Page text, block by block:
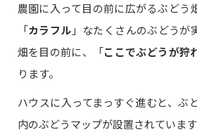
農園に入って目の前に広がるぶどう
「カラフル 」なたくさんのぶどうが
畑を目の前に、「ここでぶどうが狩
ります。
ハウスに入ってまっすぐ進むと、ぶ
内のぶどうマップが設置されています